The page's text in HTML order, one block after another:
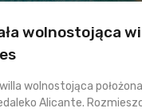
wolnostojąca
wolnostojąca
Alicante.